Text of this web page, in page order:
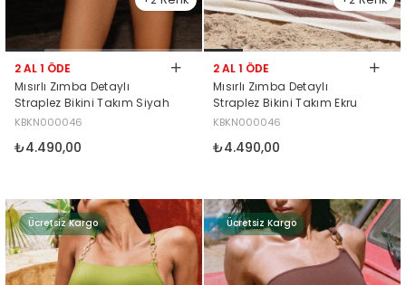
2 AL 1 ÖDE
Mısırlı Zımba Detaylı
Straplez Bikini Takım Siyah
KBKN000046
₺4.490,00
2 AL 1 ÖDE
Mısırlı Zımba Detaylı
Straplez Bikini Takım Ekru
KBKN000046
₺4.490,00
Ücretsiz Kargo Ücretsiz Kargo